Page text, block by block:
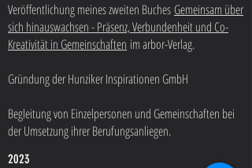
Veröffentlichung meines zweiten Buches Gemeinsam über
sich hinauswachsen - Präsenz, Verbundenheit und Co-
Kreativität in Gemeinschaften im arbor-Verlag.
Gründung der Hunziker Inspirationen GmbH
Begleitung von Einzelpersonen und Gemeinschaften bei
der Umsetzung ihrer Berufungsanliegen.
2023